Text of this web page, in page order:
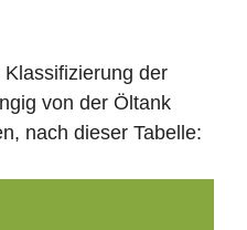
der
von der Öltank
nach dieser Tabelle: